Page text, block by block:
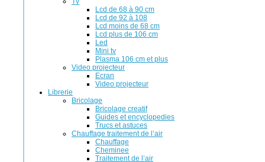
Lcd de 68 à 90 cm
Lcd de 92 à 108
Lcd moins de 68 cm
Lcd plus de 106 cm
Led
Mini tv
Plasma 106 cm et plus
Video projecteur
Ecran
Video projecteur
Librerie
Bricolage
Bricolage creatif
Guides et encyclopedies
Trucs et astuces
Chauffage traitement de l’air
Chauffage
Cheminee
Traitement de l’air